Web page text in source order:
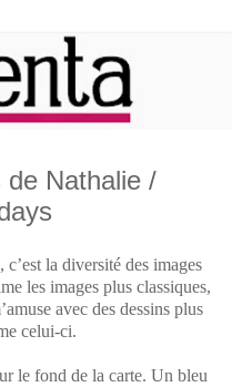
de Nathalie /
la diversité des images
les images plus classiques,
avec des dessins plus
celui-ci.
le fond de la carte. Un bleu